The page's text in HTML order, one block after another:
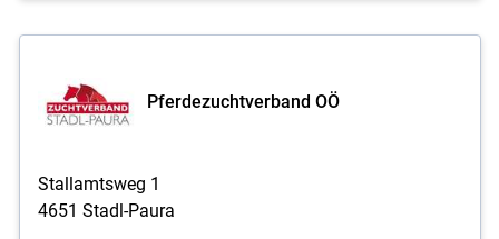
Pferdezuchtverband OÖ
Stallamtsweg 1
4651 Stadl-Paura